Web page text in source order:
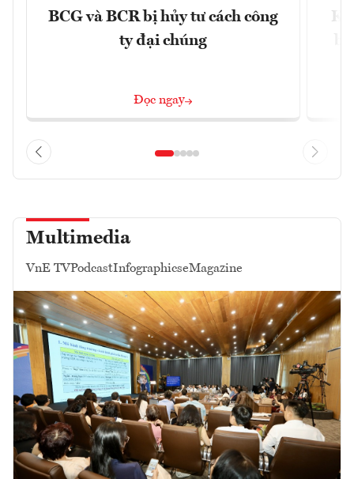
BCG và BCR bị hủy tư cách công
ty đại chúng
Đọc ngay
Multimedia
VnE TVPodcastInfographicseMagazine